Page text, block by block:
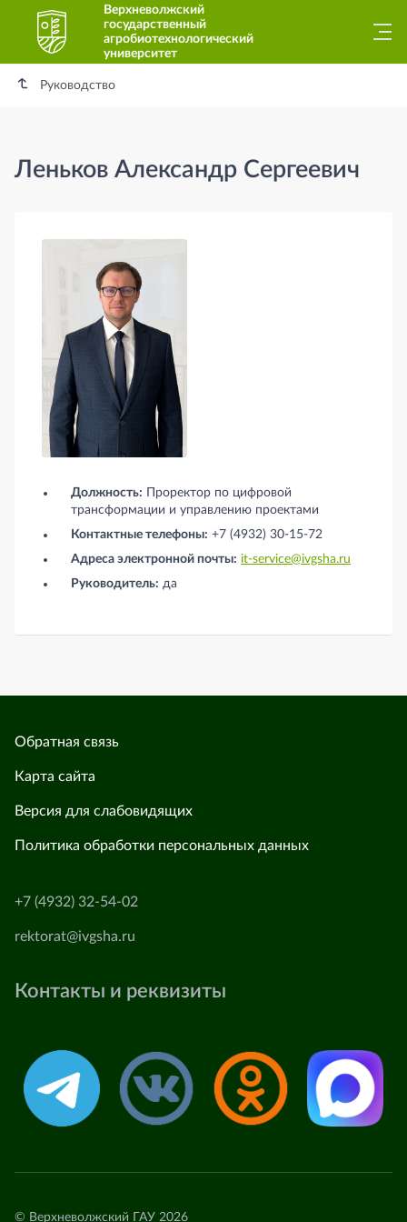
Верхневолжский
государственный
агробиотехнологический
университет
Руководство
Леньков Александр Сергеевич
Леньков Александр Сергеевич
Должность: Проректор по цифровой
трансформации и управлению проектами
Контактные телефоны: +7 (4932) 30-15-72
Адреса электронной почты: it-service@ivgsha.ru
Руководитель: да
Обратная связь
Карта сайта
Версия для слабовидящих
Политика обработки персональных данных
+7 (4932) 32-54-02
rektorat@ivgsha.ru
Контакты и реквизиты
© Верхневолжский ГАУ 2026